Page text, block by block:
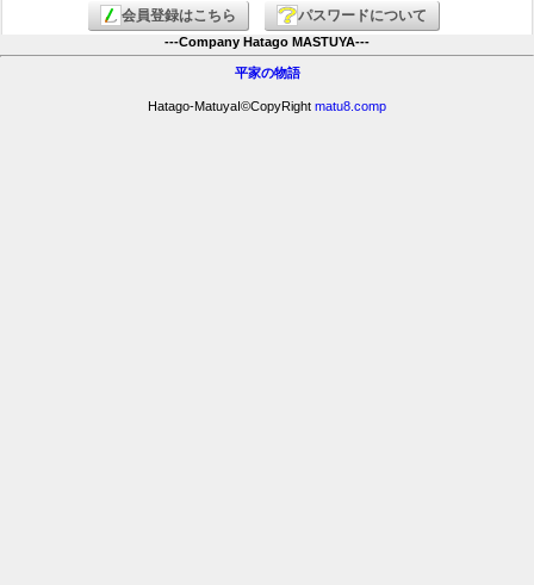
会員登録はこちら パスワードについて
---Company Hatago MASTUYA---
平家の物語
Hatago-MatuyaI©CopyRight matu8.comp